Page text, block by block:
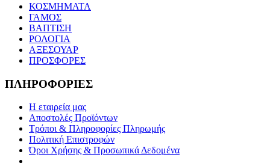
ΚΟΣΜΗΜΑΤΑ
ΓΑΜΟΣ
ΒΑΠΤΙΣΗ
ΡΟΛΟΓΙΑ
ΑΞΕΣΟΥΑΡ
ΠΡΟΣΦΟΡΕΣ
ΠΛΗΡΟΦΟΡΙΕΣ
Η εταιρεία μας
Αποστολές Προϊόντων
Τρόποι & Πληροφορίες Πληρωμής
Πολιτική Επιστροφών
Όροι Χρήσης & Προσωπικά Δεδομένα